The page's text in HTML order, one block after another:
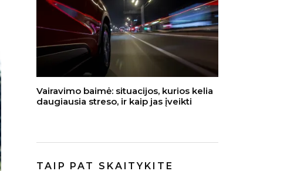
Vairavimo baimė: situacijos, kurios kelia
daugiausia streso, ir kaip jas įveikti
TAIP PAT SKAITYKITE